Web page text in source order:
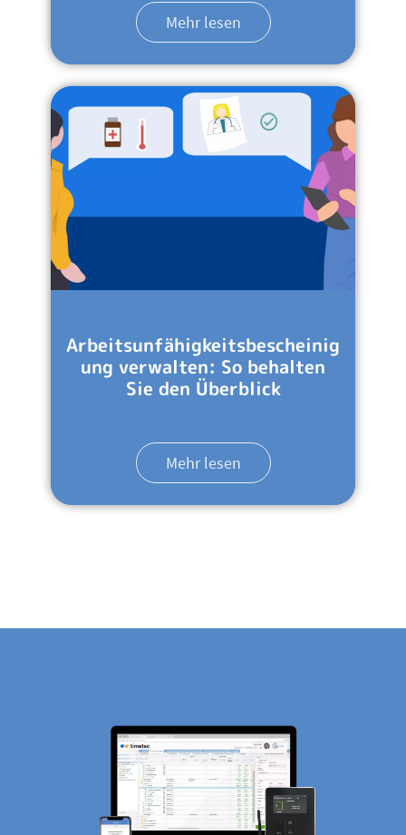
Mehr lesen
Arbeitsunfähigkeitsbescheinig
ung verwalten: So behalten
Sie den Überblick
Mehr lesen